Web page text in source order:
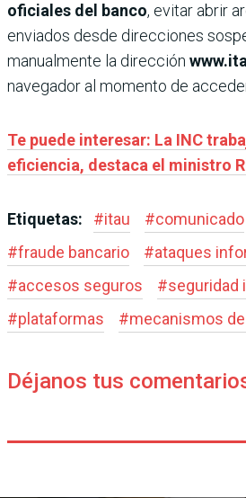
oficiales del banco, evitar abrir
enviados desde direcciones
manualmente la dirección
navegador al momento de
Te puede interesar: La INC
eficiencia, destaca el ministro
Etiquetas: #itau #comunicado
#fraude bancario #ataques
#accesos seguros #seguridad
#plataformas #mecanismos
Déjanos tus